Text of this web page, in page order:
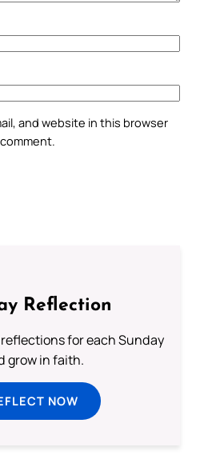
and website in this browser
Reflection
for each Sunday
grow in faith.
NOW